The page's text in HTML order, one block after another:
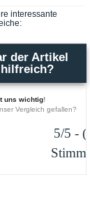
interessante
der Artikel
hilfreich?
uns wichtig!
Vergleich gefallen?
5/5 - (1
Stimme)